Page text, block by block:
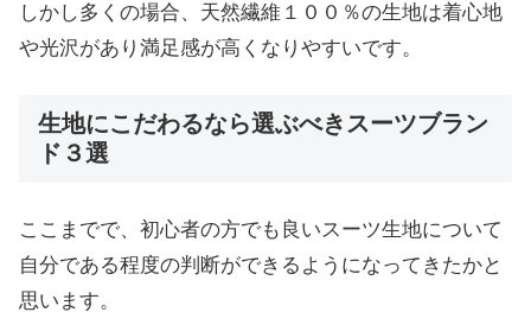
しかし多くの場合、天然繊維１００％の生地は着心地
や光沢があり満足感が高くなりやすいです。
生地にこだわるなら選ぶべきスーツブラン
ド３選
ここまでで、初心者の方でも良いスーツ生地について
自分である程度の判断ができるようになってきたかと
思います。